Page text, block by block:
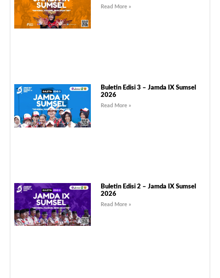
Read More »
Buletin Edisi 3 – Jamda IX Sumsel
2026
Read More »
Buletin Edisi 2 – Jamda IX Sumsel
2026
Read More »